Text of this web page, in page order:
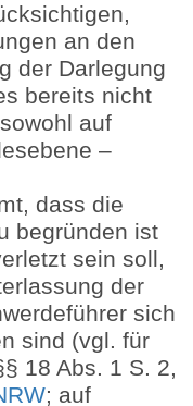
an den
der Darlegung
bereits nicht
auf
–
dass die
begründen ist
sein soll,
der
sich
sind (vgl. für
18 Abs. 1 S. 2,
; auf